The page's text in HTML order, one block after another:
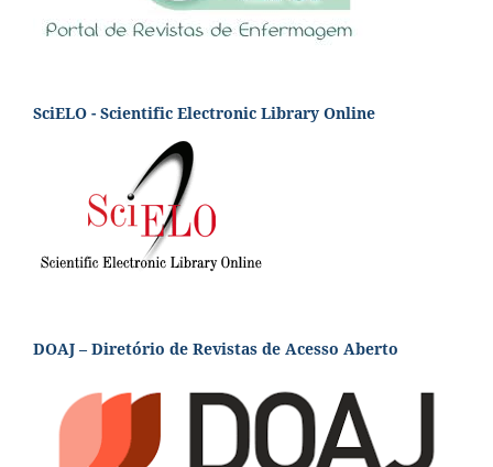
SciELO - Scientific Electronic Library Online
DOAJ – Diretório de Revistas de Acesso Aberto